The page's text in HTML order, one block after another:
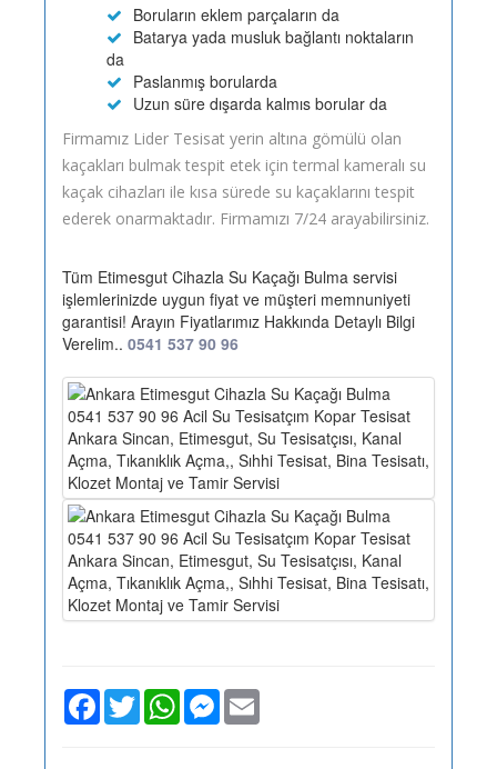
Boruların eklem parçaların da
Batarya yada musluk bağlantı noktaların
da
Paslanmış borularda
Uzun süre dışarda kalmıs borular da
Firmamız Lider Tesisat yerin altına gömülü olan
kaçakları bulmak tespit etek için termal kameralı su
kaçak cihazları ile kısa sürede su kaçaklarını tespit
ederek onarmaktadır. Firmamızı 7/24 arayabilirsiniz.
Tüm Etimesgut Cihazla Su Kaçağı Bulma servisi
işlemlerinizde uygun fiyat ve müşteri memnuniyeti
garantisi! Arayın Fiyatlarımız Hakkında Detaylı Bilgi
Verelim.. 0541 537 90 96
Facebook
TwitterWhatsAppMessenger